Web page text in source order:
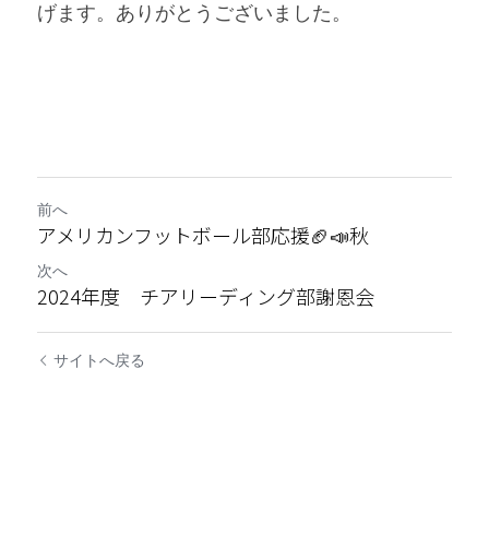
げます。ありがとうございました。
前へ
アメリカンフットボール部応援🏈📣秋
次へ
2024年度 チアリーディング部謝恩会
サイトへ戻る